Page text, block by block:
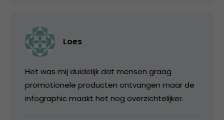
Loes
Het was mij duidelijk dat mensen graag
promotionele producten ontvangen maar de
infographic maakt het nog overzichtelijker.